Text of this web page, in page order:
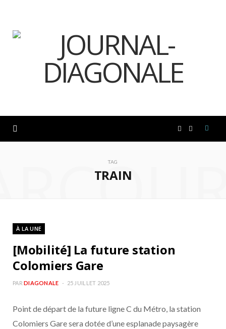
k a
TAG
TRAIN
À LA UNE
[Mobilité] La future station
Colomiers Gare
PAR DIAGONALE 25 JUILLET 2025
Point de départ de la future ligne C du Métro, la station
Colomiers Gare sera dotée d’une esplanade paysagère